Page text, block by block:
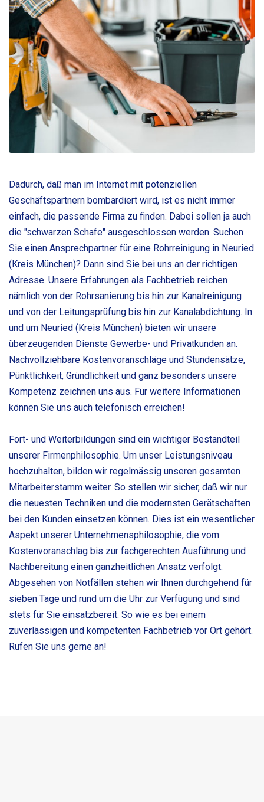
Dadurch, daß man im Internet mit potenziellen
Geschäftspartnern bombardiert wird, ist es nicht immer
einfach, die passende Firma zu finden. Dabei sollen ja auch
die "schwarzen Schafe" ausgeschlossen werden. Suchen
Sie einen Ansprechpartner für eine Rohrreinigung in Neuried
(Kreis München)? Dann sind Sie bei uns an der richtigen
Adresse. Unsere Erfahrungen als Fachbetrieb reichen
nämlich von der Rohrsanierung bis hin zur Kanalreinigung
und von der Leitungsprüfung bis hin zur Kanalabdichtung. In
und um Neuried (Kreis München) bieten wir unsere
überzeugenden Dienste Gewerbe- und Privatkunden an.
Nachvollziehbare Kostenvoranschläge und Stundensätze,
Pünktlichkeit, Gründlichkeit und ganz besonders unsere
Kompetenz zeichnen uns aus. Für weitere Informationen
können Sie uns auch telefonisch erreichen!
Fort- und Weiterbildungen sind ein wichtiger Bestandteil
unserer Firmenphilosophie. Um unser Leistungsniveau
hochzuhalten, bilden wir regelmässig unseren gesamten
Mitarbeiterstamm weiter. So stellen wir sicher, daß wir nur
die neuesten Techniken und die modernsten Gerätschaften
bei den Kunden einsetzen können. Dies ist ein wesentlicher
Aspekt unserer Unternehmensphilosophie, die vom
Kostenvoranschlag bis zur fachgerechten Ausführung und
Nachbereitung einen ganzheitlichen Ansatz verfolgt.
Abgesehen von Notfällen stehen wir Ihnen durchgehend für
sieben Tage und rund um die Uhr zur Verfügung und sind
stets für Sie einsatzbereit. So wie es bei einem
zuverlässigen und kompetenten Fachbetrieb vor Ort gehört.
Rufen Sie uns gerne an!